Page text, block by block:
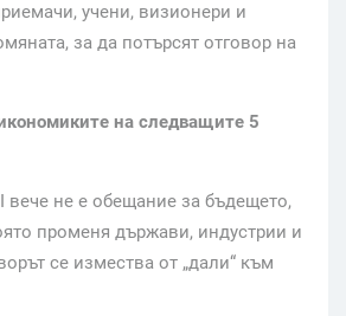
учени, визионери и
за да потърсят отговор на
на следващите 5
вече не е обещание за бъдещето,
променя държави, индустрии и
се измества от „дали“ към